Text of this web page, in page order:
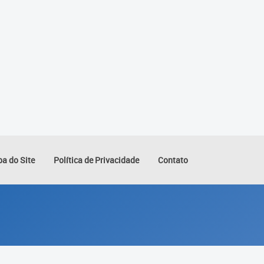
do Site Política de Privacidade Contato